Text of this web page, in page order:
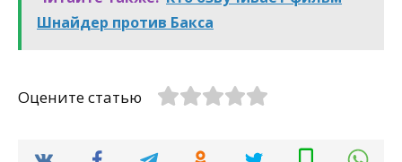
Шнайдер против Бакса
Оцените статью